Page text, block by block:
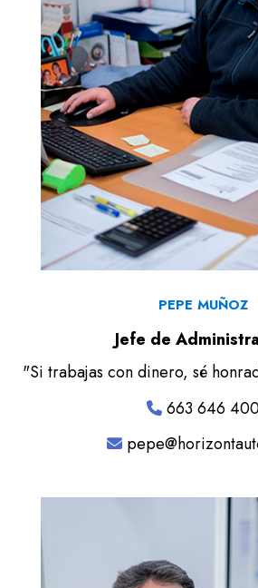
PEPE MUÑOZ
Jefe de
"Si trabajas con dinero, sé
663 646